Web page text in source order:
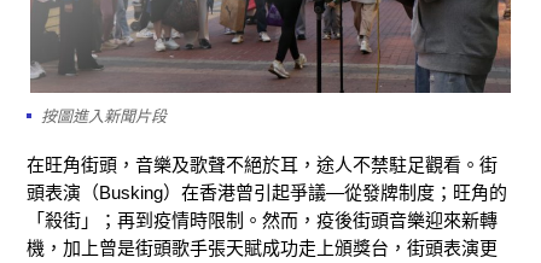
按圖進入新聞片段
在旺角街頭，音樂及歌聲不絕於耳，途人不禁駐足觀看。街
頭表演（Busking）在香港曾引起爭議—從發牌制度；旺角的
「殺街」；再到疫情時限制。然而，疫後街頭音樂迎來新轉
機，加上曾是街頭歌手張天賦成功走上頒獎台，街頭表演更